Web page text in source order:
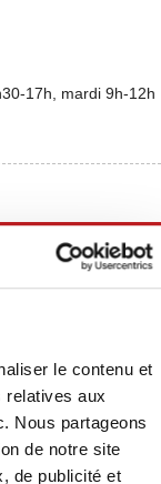
le contenu et
relatives aux
Nous partageons
de notre site
de publicité et
17h, mardi 9h-12h